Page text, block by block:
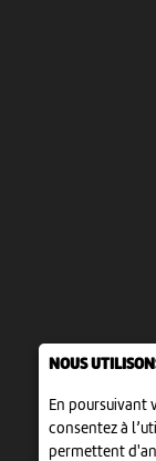
NOUS
En poursuivant
consentez à
permettent